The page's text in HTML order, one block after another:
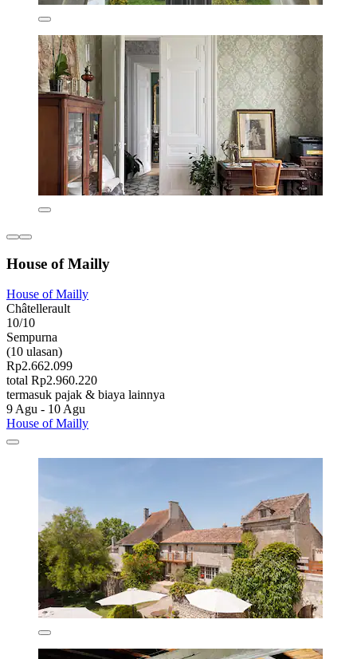
House of Mailly
House of Mailly
Châtellerault
10/10
Sempurna
(10 ulasan)
Rp2.662.099
total Rp2.960.220
termasuk pajak & biaya lainnya
9 Agu - 10 Agu
House of Mailly